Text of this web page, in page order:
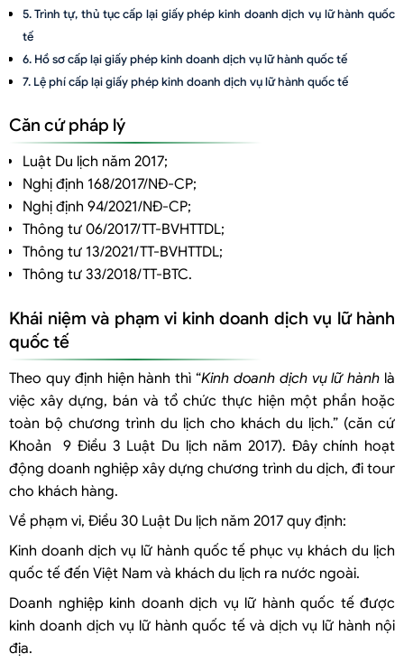
Trình tự, thủ tục cấp lại giấy phép kinh doanh dịch vụ lữ hành quốc
tế
Hồ sơ cấp lại giấy phép kinh doanh dịch vụ lữ hành quốc tế
Lệ phí cấp lại giấy phép kinh doanh dịch vụ lữ hành quốc tế
Căn cứ pháp lý
Luật Du lịch năm 2017;
Nghị định 168/2017/NĐ-CP;
Nghị định 94/2021/NĐ-CP;
Thông tư 06/2017/TT-BVHTTDL;
Thông tư 13/2021/TT-BVHTTDL;
Thông tư 33/2018/TT-BTC.
Khái niệm và phạm vi kinh doanh dịch vụ lữ hành
quốc tế
Theo quy định hiện hành thì “Kinh doanh dịch vụ lữ hành là
việc xây dựng, bán và tổ chức thực hiện một phần hoặc
toàn bộ chương trình du lịch cho khách du lịch.” (căn cứ
Khoản 9 Điều 3 Luật Du lịch năm 2017). Đây chính hoạt
động doanh nghiệp xây dựng chương trình du dịch, đi tour
cho khách hàng.
Về phạm vi, Điều 30 Luật Du lịch năm 2017 quy định:
Kinh doanh dịch vụ lữ hành quốc tế phục vụ khách du lịch
quốc tế đến Việt Nam và khách du lịch ra nước ngoài.
Doanh nghiệp kinh doanh dịch vụ lữ hành quốc tế được
kinh doanh dịch vụ lữ hành quốc tế và dịch vụ lữ hành nội
địa.